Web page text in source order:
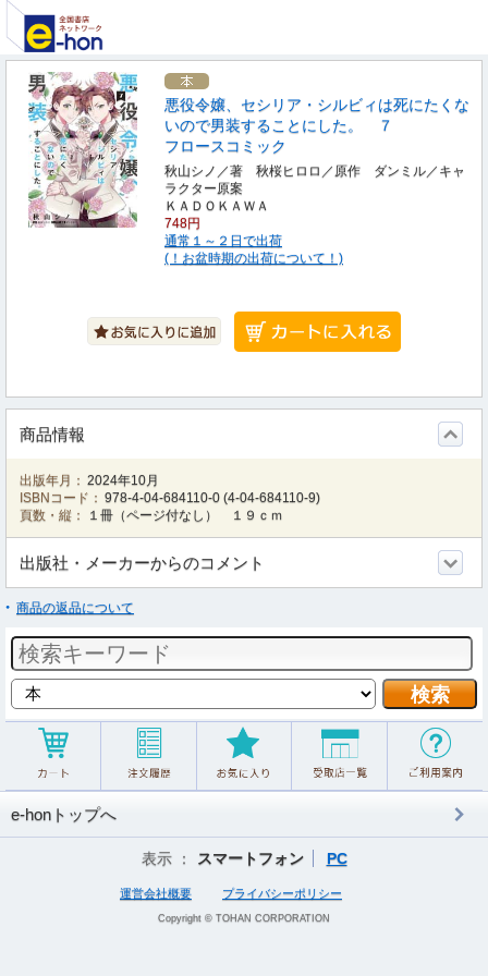
悪役令嬢、セシリア・シルビィは死にたくな
いので男装することにした。 ７
フロースコミック
秋山シノ／著 秋桜ヒロロ／原作 ダンミル／キャ
ラクター原案
ＫＡＤＯＫＡＷＡ
748円
通常１～２日で出荷
(！お盆時期の出荷について！)
商品情報
出版年月： 2024年10月
ISBNコード： 978-4-04-684110-0 (4-04-684110-9)
頁数・縦：
１冊（ページ付なし） １９ｃｍ
出版社・メーカーからのコメント
商品の返品について
e-honトップへ
表示 ： スマートフォン PC
運営会社概要 プライバシーポリシー
Copyright © TOHAN CORPORATION